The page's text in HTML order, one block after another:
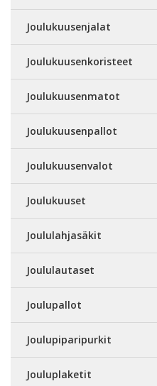
Joulukuusenjalat
Joulukuusenkoristeet
Joulukuusenmatot
Joulukuusenpallot
Joulukuusenvalot
Joulukuuset
Joululahjasäkit
Joululautaset
Joulupallot
Joulupiparipurkit
Jouluplaketit